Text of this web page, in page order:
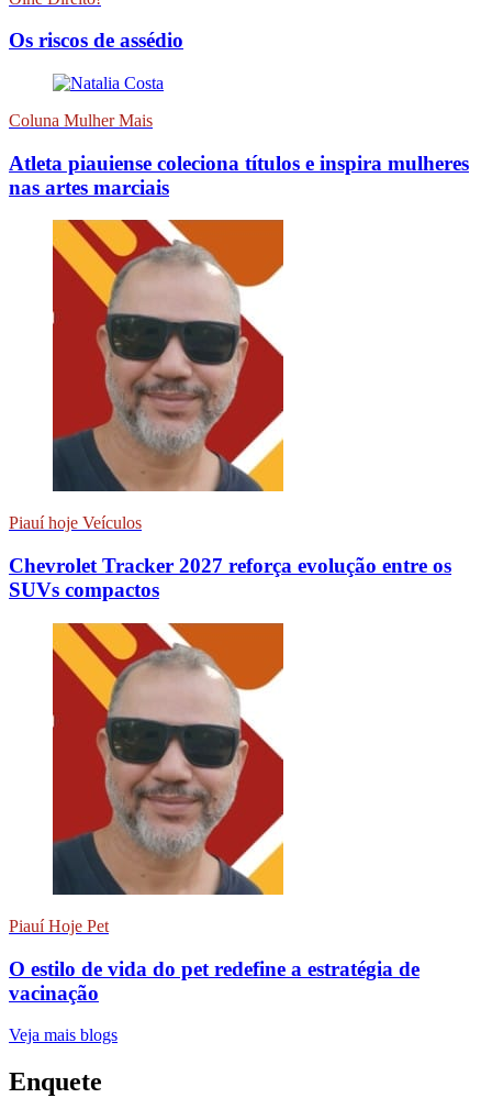
Os riscos de assédio
Coluna Mulher Mais
Atleta piauiense coleciona títulos e inspira mulheres
nas artes marciais
Piauí hoje Veículos
Chevrolet Tracker 2027 reforça evolução entre os
SUVs compactos
Piauí Hoje Pet
O estilo de vida do pet redefine a estratégia de
vacinação
Veja mais blogs
Enquete